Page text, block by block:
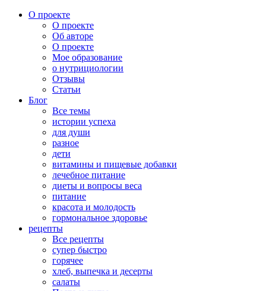
О проекте
О проекте
Об авторе
О проекте
Мое образование
о нутрициологии
Отзывы
Статьи
Блог
Все темы
истории успеха
для души
разное
дети
витамины и пищевые добавки
лечебное питание
диеты и вопросы веса
питание
красота и молодость
гормональное здоровье
рецепты
Все рецепты
супер быстро
горячее
хлеб, выпечка и десерты
салаты